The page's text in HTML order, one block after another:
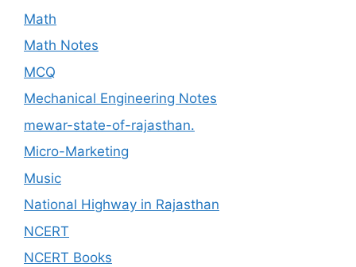
Math
Math Notes
MCQ
Mechanical Engineering Notes
mewar-state-of-rajasthan.
Micro-Marketing
Music
National Highway in Rajasthan
NCERT
NCERT Books